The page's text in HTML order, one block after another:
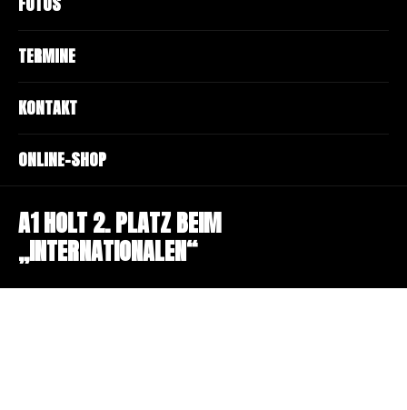
TERMINE
KONTAKT
ONLINE-SHOP
A1 HOLT 2. PLATZ BEIM
„INTERNATIONALEN“